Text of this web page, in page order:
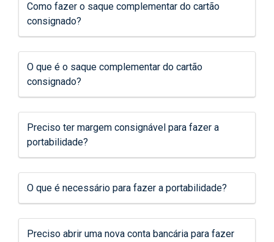
Como fazer o saque complementar do cartão
consignado?
O que é o saque complementar do cartão
consignado?
Preciso ter margem consignável para fazer a
portabilidade?
O que é necessário para fazer a portabilidade?
Preciso abrir uma nova conta bancária para fazer